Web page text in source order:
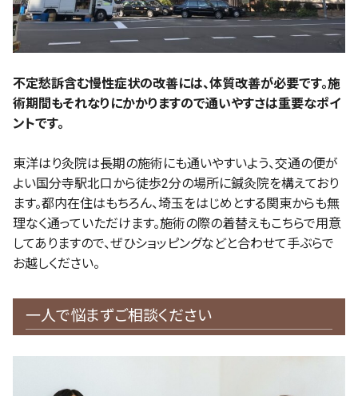
不定愁訴含む慢性症状の改善には、体質改善が必要です。施
術期間もそれなりにかかりますので通いやすさは重要なポイ
ントです。
東洋はり灸院は長期の施術にも通いやすいよう、交通の便が
よい国分寺駅北口から徒歩2分の場所に鍼灸院を構えており
ます。都内在住はもちろん、埼玉をはじめとする関東からも無
理なく通っていただけます。施術の際の着替えもこちらで用意
してありますので、ぜひショッピングなどと合わせて手ぶらで
お越しください。
一人で悩まずご相談ください